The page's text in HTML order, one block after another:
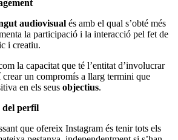
audiovisual és amb el qual s’obté més
la participació i la interacció pel fet de
i creatiu.
la capacitat que té l’entitat d’involucrar
un compromís a llarg termini que
en els seus objectius.
del perfil
que ofereix Instagram és tenir tots els